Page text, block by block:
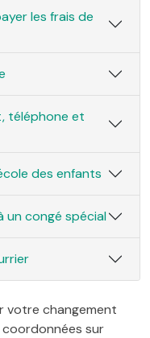
les frais de
téléphone et
des enfants
un congé spécial
votre changement
sur